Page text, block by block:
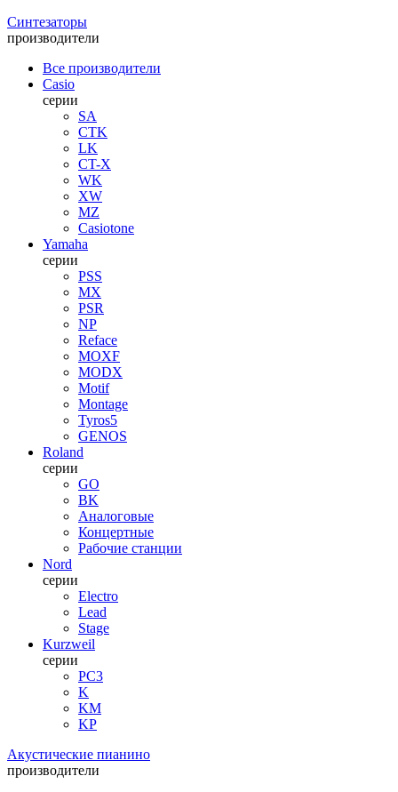
Синтезаторы
производители
Все производители
Casio
серии
SA
CTK
LK
CT-X
WK
XW
MZ
Casiotone
Yamaha
серии
PSS
MX
PSR
NP
Reface
MOXF
MODX
Motif
Montage
Tyros5
GENOS
Roland
серии
GO
BK
Аналоговые
Концертные
Рабочие станции
Nord
серии
Electro
Lead
Stage
Kurzweil
серии
PC3
K
KM
KP
Акустические пианино
производители